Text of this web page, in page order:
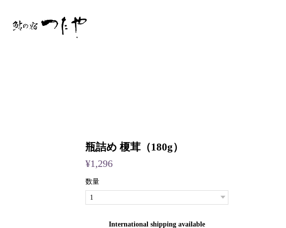
瓶詰め 榎茸（180g）
¥1,296
数量
International shipping available